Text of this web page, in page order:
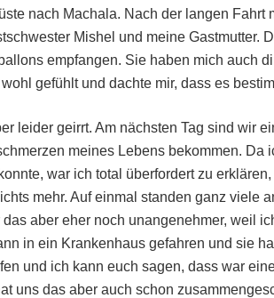
nach Machala. Nach der langen
Mishel und meine Gastmutter.
empfangen. Sie haben mich auch
gefühlt und dachte mir, dass es
leider geirrt. Am nächsten Tag sind wir
meines Lebens bekommen. Da
war ich total überfordert zu
mehr. Auf einmal standen ganz viele
aber eher noch unangenehmer, weil
in ein Krankenhaus gefahren und sie
und ich kann euch sagen, dass war
uns das aber auch schon